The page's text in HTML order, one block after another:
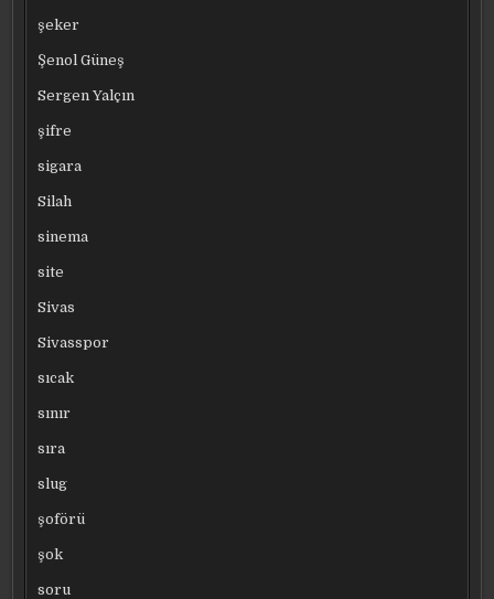
şeker
Şenol Güneş
Sergen Yalçın
şifre
sigara
Silah
sinema
site
Sivas
Sivasspor
sıcak
sınır
sıra
slug
şoförü
şok
soru